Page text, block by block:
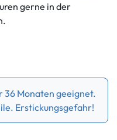
gerne in der
36 Monaten geeignet.
Erstickungsgefahr!